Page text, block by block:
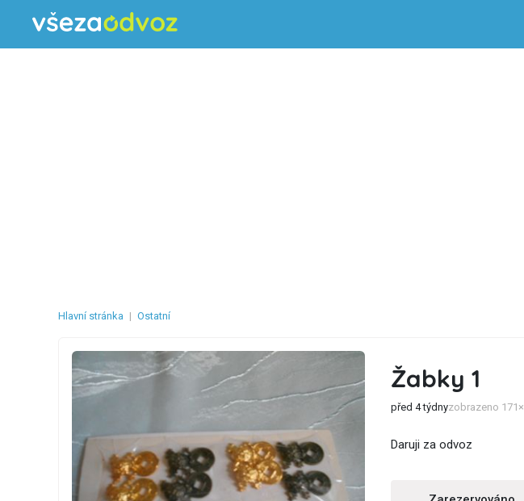
Hlavní stránka | Ostatní
Žabky 1
před 4 týdnyzobrazeno 171×
Daruji za odvoz